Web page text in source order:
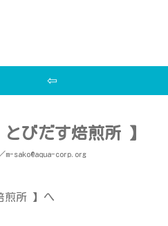
⇦
びだす焙煎所 】
m-sako@aqua-corp.org
煎所 】へ